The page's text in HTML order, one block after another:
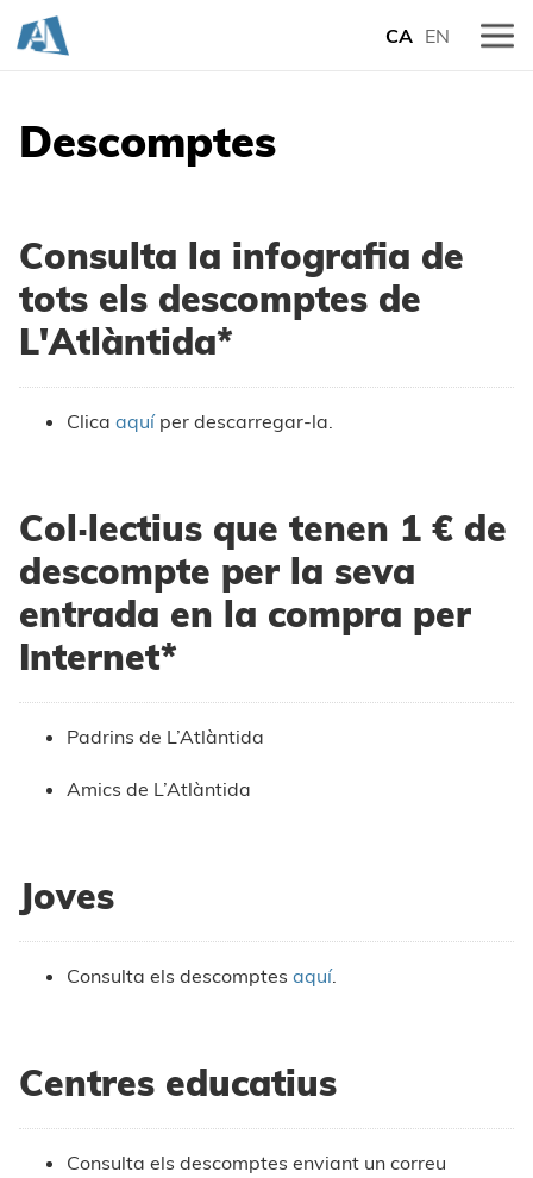
CA EN
Descomptes
Consulta la infografia de
tots els descomptes de
L'Atlàntida*
Clica aquíper descarregar-la.
Col·lectius que tenen 1 € de
descompte per la seva
entrada en la compra per
Internet*
Padrins de L’Atlàntida
Amics de L’Atlàntida
Joves
Consulta els descomptes aquí.
Centres educatius
Consulta els descomptes enviant un correu